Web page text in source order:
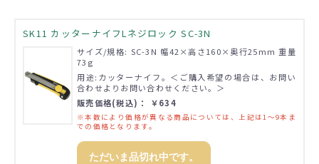
SK11 カッターナイフLネジロック SC-3N
サイズ/規格: SC-3N 幅42×高さ160×奥行25mm 重量
73g
用途:カッターナイフ。＜ご購入希望の場合は、お問い
合わせよりお問い合わせください。＞
販売価格(税込)： ￥634
※本数により価格が異なる商品については、上記は1～9本ま
での価格となります。
ただいま品切れ中です。